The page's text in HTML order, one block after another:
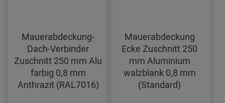
Mauerabdeckung-
Dach-Verbinder
Zuschnitt 250 mm Alu
farbig 0,8 mm
Anthrazit (RAL7016)
Mauerabdeckung
Ecke Zuschnitt 250
mm Aluminium
walzblank 0,8 mm
(Standard)